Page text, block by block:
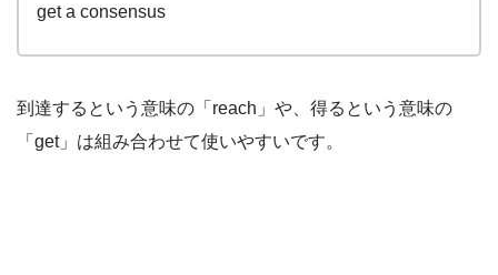
get a consensus
到達するという意味の「reach」や、得るという意味の
「get」は組み合わせて使いやすいです。